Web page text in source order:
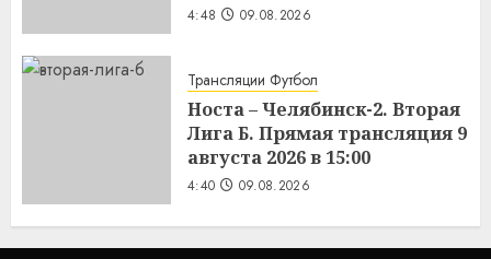
4:48 09.08.2026
Трансляции Футбол
Носта – Челябинск-2. Вторая
Лига Б. Прямая трансляция 9
августа 2026 в 15:00
4:40 09.08.2026